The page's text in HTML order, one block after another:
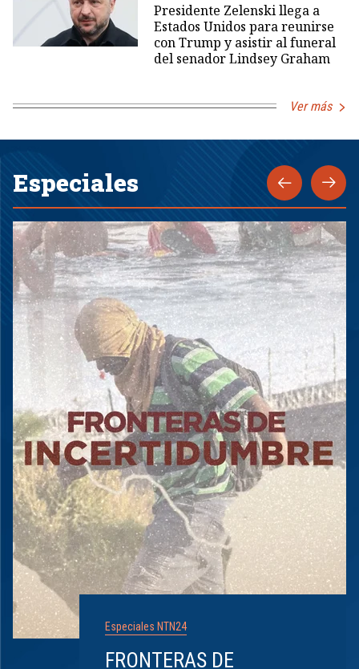
Presidente Zelenski llega a
Estados Unidos para reunirse
con Trump y asistir al funeral
del senador Lindsey Graham
Ver más
Especiales
Especiales NTN24
FRONTERAS DE